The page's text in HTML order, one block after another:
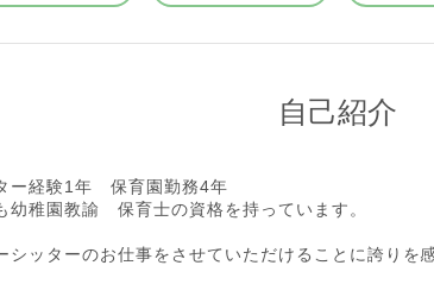
自己紹介
ー経験1年 保育園勤務4年
幼稚園教諭 保育士の資格を持っています。
シッターのお仕事をさせていただけることに誇りを